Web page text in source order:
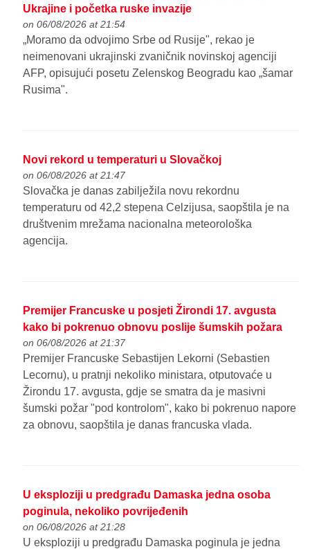
Ukrajine i početka ruske invazije
on 06/08/2026 at 21:54
„Moramo da odvojimo Srbe od Rusije", rekao je
neimenovani ukrajinski zvaničnik novinskoj agenciji
AFP, opisujući posetu Zelenskog Beogradu kao „šamar
Rusima".
Novi rekord u temperaturi u Slovačkoj
on 06/08/2026 at 21:47
Slovačka je danas zabilježila novu rekordnu
temperaturu od 42,2 stepena Celzijusa, saopštila je na
društvenim mrežama nacionalna meteorološka
agencija.
Premijer Francuske u posjeti Žirondi 17. avgusta
kako bi pokrenuo obnovu poslije šumskih požara
on 06/08/2026 at 21:37
Premijer Francuske Sebastijen Lekorni (Sebastien
Lecornu), u pratnji nekoliko ministara, otputovaće u
Žirondu 17. avgusta, gdje se smatra da je masivni
šumski požar "pod kontrolom", kako bi pokrenuo napore
za obnovu, saopštila je danas francuska vlada.
U eksploziji u predgrađu Damaska jedna osoba
poginula, nekoliko povrijeđenih
on 06/08/2026 at 21:28
U eksploziji u predgrađu Damaska poginula je jedna